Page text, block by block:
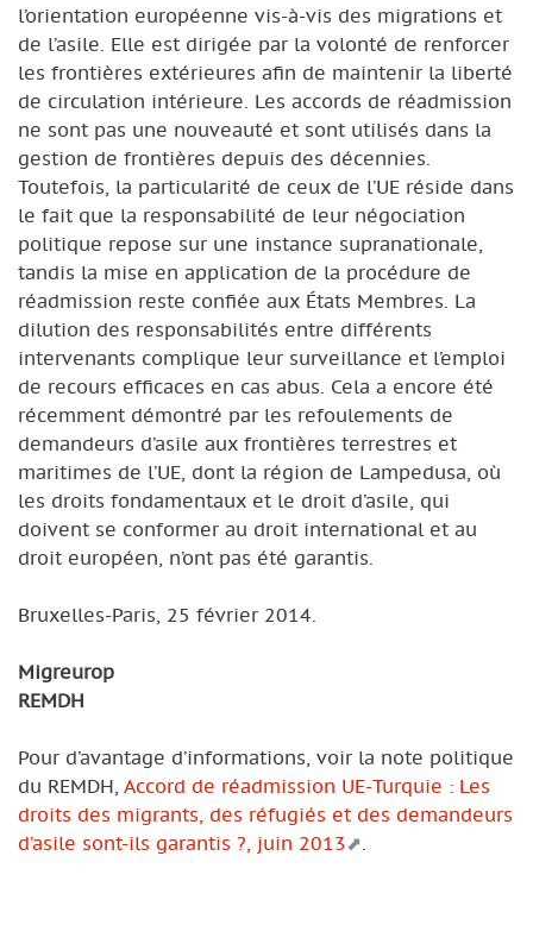
l’orientation européenne vis-à-vis des migrations et
de l’asile. Elle est dirigée par la volonté de renforcer
les frontières extérieures afin de maintenir la liberté
de circulation intérieure. Les accords de réadmission
ne sont pas une nouveauté et sont utilisés dans la
gestion de frontières depuis des décennies.
Toutefois, la particularité de ceux de l’UE réside dans
le fait que la responsabilité de leur négociation
politique repose sur une instance supranationale,
tandis la mise en application de la procédure de
réadmission reste confiée aux États Membres. La
dilution des responsabilités entre différents
intervenants complique leur surveillance et l’emploi
de recours efficaces en cas abus. Cela a encore été
récemment démontré par les refoulements de
demandeurs d’asile aux frontières terrestres et
maritimes de l’UE, dont la région de Lampedusa, où
les droits fondamentaux et le droit d’asile, qui
doivent se conformer au droit international et au
droit européen, n’ont pas été garantis.
Bruxelles-Paris, 25 février 2014.
Migreurop
REMDH
Pour d’avantage d’informations, voir la note politique
du REMDH, Accord de réadmission UE-Turquie : Les
droits des migrants, des réfugiés et des demandeurs
d’asile sont-ils garantis ?, juin 2013